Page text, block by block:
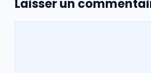
Laisser un